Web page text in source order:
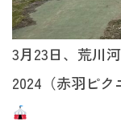
3月23日、荒川
2024（赤羽ピ